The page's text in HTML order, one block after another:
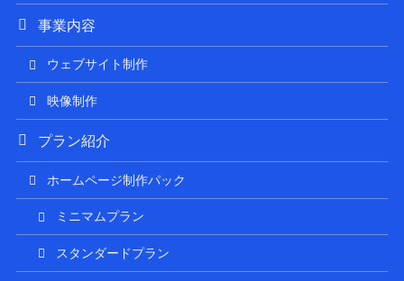
事業内容
ウェブサイト制作
映像制作
プラン紹介
ホームページ制作パック
ミニマムプラン
スタンダードプラン